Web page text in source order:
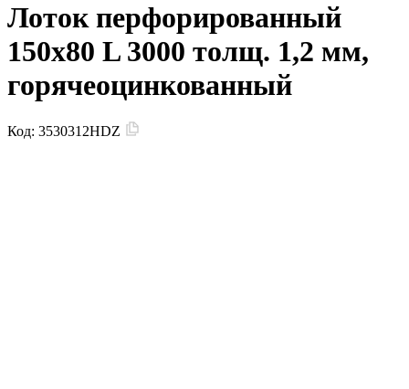
Лоток перфорированный
150х80 L 3000 толщ. 1,2 мм,
горячеоцинкованный
Код: 3530312HDZ